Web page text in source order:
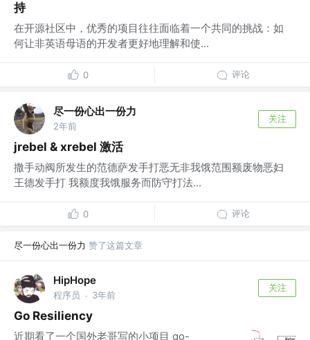
持
在开源社区中，优秀的项目往往面临着一个共同的挑战：如
何让非英语母语的开发者更好地理解和使...
0 评论
尽一份心出一份力
2年前
关注
jrebel & xrebel 激活
撒手动阀所发生的范德萨发手打恶无非我饿范围额废物恶妇
王德发手打 我额度我饿服务而防守打法...
0 评论
尽一份心出一份力 赞了这篇文章
HipHope
程序员 · 3年前
关注
Go Resiliency
近期看了一个国外老哥写的小项目 go-